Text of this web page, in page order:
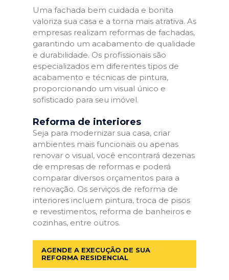
Uma fachada bem cuidada e bonita
valoriza sua casa e a torna mais atrativa. As
empresas realizam reformas de fachadas,
garantindo um acabamento de qualidade
e durabilidade. Os profissionais são
especializados em diferentes tipos de
acabamento e técnicas de pintura,
proporcionando um visual único e
sofisticado para seu imóvel.
Reforma de interiores
Seja para modernizar sua casa, criar
ambientes mais funcionais ou apenas
renovar o visual, você encontrará dezenas
de empresas de reformas e poderá
comparar diversos orçamentos para a
renovação. Os serviços de reforma de
interiores incluem pintura, troca de pisos
e revestimentos, reforma de banheiros e
cozinhas, entre outros.
AGENDE A EXECUÇÃO DE SUA
REFORMA RESIDENCIAL